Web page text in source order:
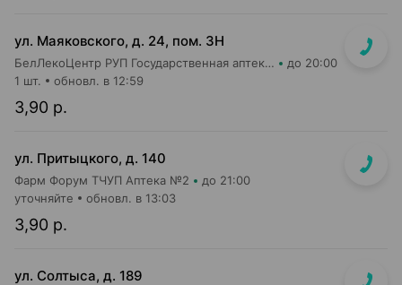
ул. Маяковского, д. 24, пом. 3Н
БелЛекоЦентр РУП Государственная аптека №2 до 20:00
3,90 р.
1 шт. обновл. в 12:59
ул. Притыцкого, д. 140
Фарм Форум ТЧУП Аптека №2 до 21:00
3,90 р.
уточняйте обновл. в 13:03
ул. Солтыса, д. 189